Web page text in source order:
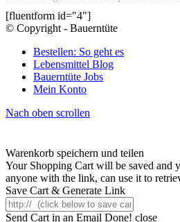
[fluentform id="4"]
© Copyright - Bauerntüte
Bestellen: So geht es
Lebensmittel Blog
Bauerntüte Jobs
Mein Konto
Nach oben scrollen
Warenkorb speichern und teilen
Your Shopping Cart will be saved and
anyone with the link, can use it to
Save Cart & Generate Link
Send Cart in an Email Done! close